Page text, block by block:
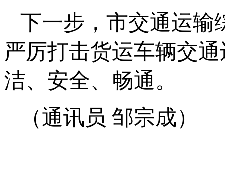
下一步，市交通运输
严厉打击货运车辆交
洁、安全、畅通。
（通讯员 邹宗成）